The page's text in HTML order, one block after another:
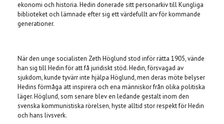
ekonomi och historia.Hedin donerade sitt personarkiv till Kungliga
biblioteket och lämnade efter sig ett värdefullt arv för kommande
generationer.
När den unge socialisten Zeth Höglund stod inför rätta 1905,vände
han sig till Hedin för att få juridiskt stöd.Hedin,försvagad av
sjukdom,kunde tyvärr inte hjälpa Höglund,men deras möte belyser
Hedins förmåga att inspirera och ena människor från olika politiska
läger.Höglund,som senare blev en ledande gestalt inom den
svenska kommunistiska rörelsen,hyste alltid stor respekt för Hedin
och hans livsverk.